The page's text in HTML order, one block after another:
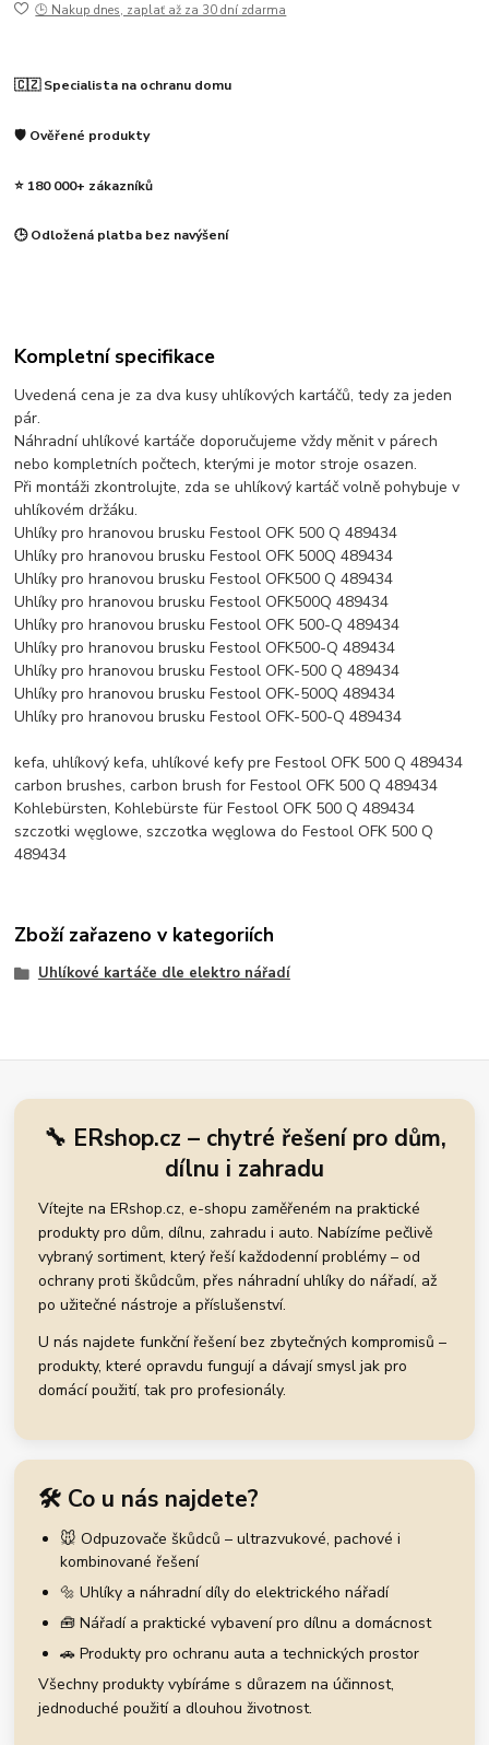
🕒 Nakup dnes, zaplať až za 30 dní zdarma
🇨🇿 Specialista na ochranu domu
🛡️ Ověřené produkty
⭐ 180 000+ zákazníků
🕒 Odložená platba bez navýšení
Kompletní specifikace
Uvedená cena je za dva kusy uhlíkových kartáčů, tedy za jeden
pár.
Náhradní uhlíkové kartáče doporučujeme vždy měnit v párech
nebo kompletních počtech, kterými je motor stroje osazen.
Při montáži zkontrolujte, zda se uhlíkový kartáč volně pohybuje v
uhlíkovém držáku.
Uhlíky pro hranovou brusku Festool OFK 500 Q 489434
Uhlíky pro hranovou brusku Festool OFK 500Q 489434
Uhlíky pro hranovou brusku Festool OFK500 Q 489434
Uhlíky pro hranovou brusku Festool OFK500Q 489434
Uhlíky pro hranovou brusku Festool OFK 500-Q 489434
Uhlíky pro hranovou brusku Festool OFK500-Q 489434
Uhlíky pro hranovou brusku Festool OFK-500 Q 489434
Uhlíky pro hranovou brusku Festool OFK-500Q 489434
Uhlíky pro hranovou brusku Festool OFK-500-Q 489434
kefa, uhlíkový kefa, uhlíkové kefy pre Festool OFK 500 Q 489434
carbon brushes, carbon brush for Festool OFK 500 Q 489434
Kohlebürsten, Kohlebürste für Festool OFK 500 Q 489434
szczotki węglowe, szczotka węglowa do Festool OFK 500 Q
489434
Zboží zařazeno v kategoriích
Uhlíkové kartáče dle elektro nářadí
🔧 ERshop.cz – chytré řešení pro dům,
dílnu i zahradu
Vítejte na ERshop.cz, e-shopu zaměřeném na praktické
produkty pro dům, dílnu, zahradu i auto. Nabízíme pečlivě
vybraný sortiment, který řeší každodenní problémy – od
ochrany proti škůdcům, přes náhradní uhlíky do nářadí, až
po užitečné nástroje a příslušenství.
U nás najdete funkční řešení bez zbytečných kompromisů –
produkty, které opravdu fungují a dávají smysl jak pro
domácí použití, tak pro profesionály.
🛠️ Co u nás najdete?
🐭 Odpuzovače škůdců – ultrazvukové, pachové i
kombinované řešení
🔩 Uhlíky a náhradní díly do elektrického nářadí
🧰 Nářadí a praktické vybavení pro dílnu a domácnost
🚗 Produkty pro ochranu auta a technických prostor
Všechny produkty vybíráme s důrazem na účinnost,
jednoduché použití a dlouhou životnost.